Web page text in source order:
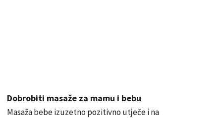
Dobrobiti masaže za mamu i bebu
Masaža bebe izuzetno pozitivno utječe i na